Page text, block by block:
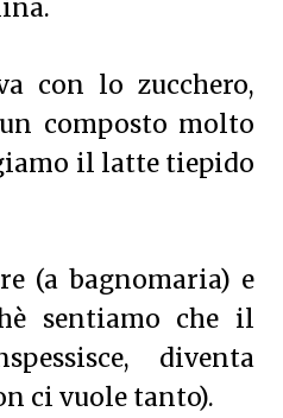
con lo zucchero,
composto molto
il latte tiepido
(a bagnomaria) e
sentiamo che il
diventa
ci vuole tanto).